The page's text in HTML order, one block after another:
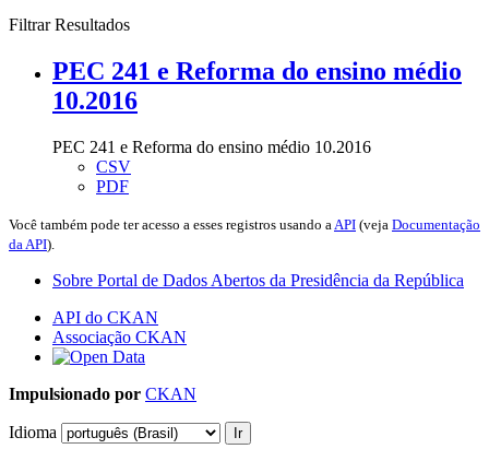
Filtrar Resultados
PEC 241 e Reforma do ensino médio
10.2016
PEC 241 e Reforma do ensino médio 10.2016
CSV
PDF
Você também pode ter acesso a esses registros usando a API (veja Documentação
da API).
Sobre Portal de Dados Abertos da Presidência da República
API do CKAN
Associação CKAN
Impulsionado por CKAN
Idioma Ir